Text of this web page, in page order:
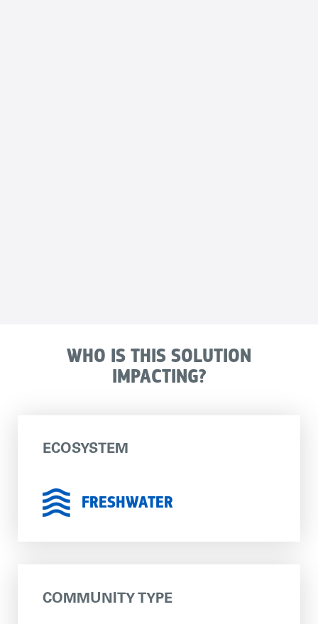
WHO IS THIS SOLUTION
IMPACTING?
ECOSYSTEM
FRESHWATER
COMMUNITY TYPE